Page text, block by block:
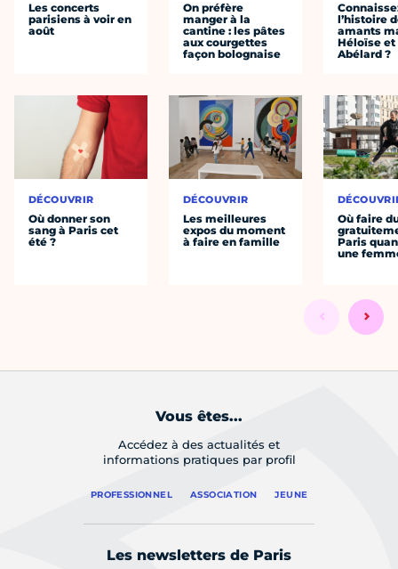
Les concerts
parisiens à voir en
août
DÉCOUVRIR
Où donner son
sang à Paris cet
été ?
On préfère
manger à la
cantine : les pâtes
aux courgettes
façon bolognaise
DÉCOUVRIR
Les meilleures
expos du moment
à faire en famille
l’histoire
amants
Héloïse et
Abélard ?
Où faire
Paris
une
Vous êtes...
Accédez à des actualités et
informations pratiques par profil
PROFESSIONNEL ASSOCIATION JEUNE
Les newsletters de Paris